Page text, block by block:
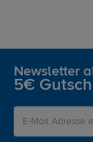
Newsletter
5€